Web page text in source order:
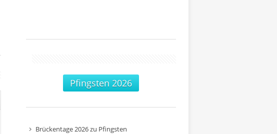
Pfingsten 2026
Brückentage 2026 zu Pfingsten